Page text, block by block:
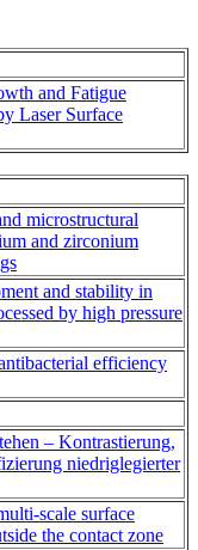
and Fatigue
Laser Surface
microstructural
and zirconium
and stability in
by high pressure
efficiency
– Kontrastierung,
niedriglegierter
scale surface
the contact zone